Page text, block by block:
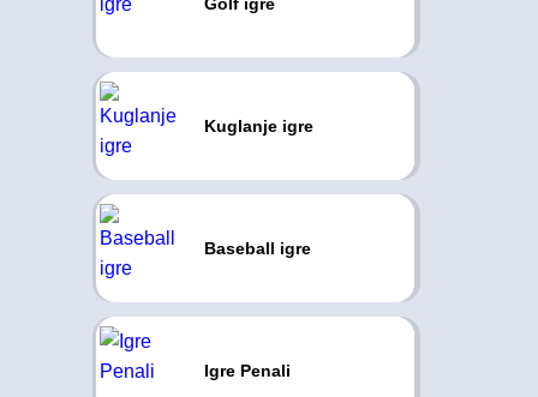
Kuglanje igre
Baseball igre
Igre Penali